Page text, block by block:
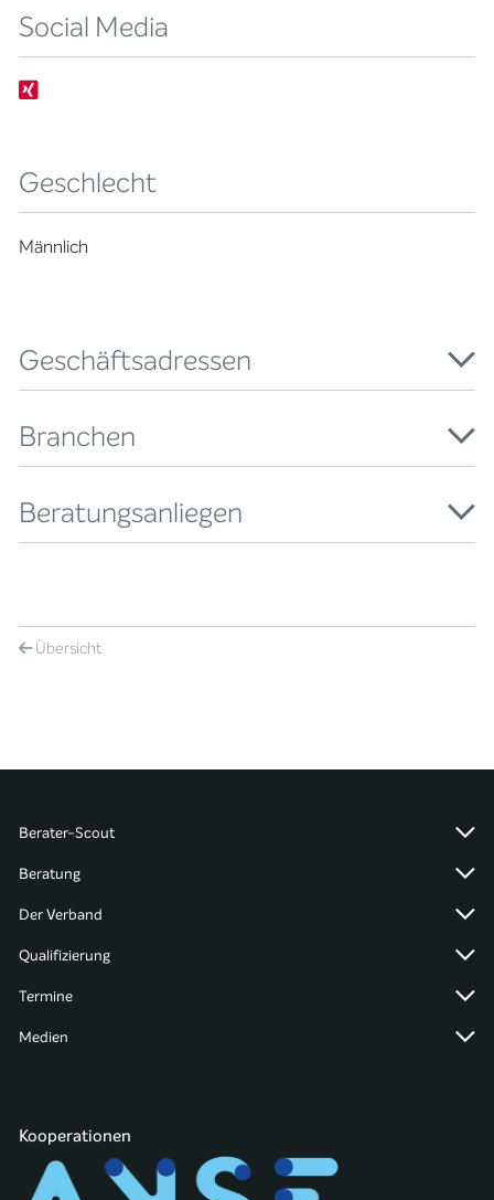
Social Media
Geschlecht
Männlich
Geschäftsadressen
Branchen
Beratungsanliegen
Übersicht
Berater-Scout
Beratung
Der Verband
Qualifizierung
Termine
Medien
Kooperationen